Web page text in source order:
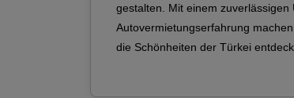
gestalten. Mit einem
Autovermietungserfahrung
die Schönheiten der Türkei